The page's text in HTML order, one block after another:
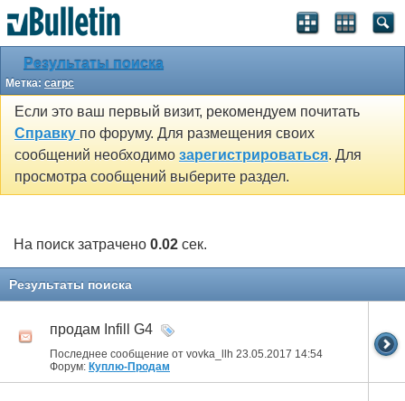
Результаты поиска
Метка: carpc
Если это ваш первый визит, рекомендуем почитать
Справку по форуму. Для размещения своих
сообщений необходимо зарегистрироваться. Для
просмотра сообщений выберите раздел.
На поиск затрачено 0.02 сек.
Результаты поиска
продам Infill G4
Последнее сообщение от vovka_llh 23.05.2017 14:54
Форум: Куплю-Продам